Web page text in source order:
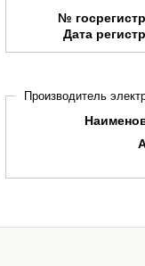
№
Дата
Производитель